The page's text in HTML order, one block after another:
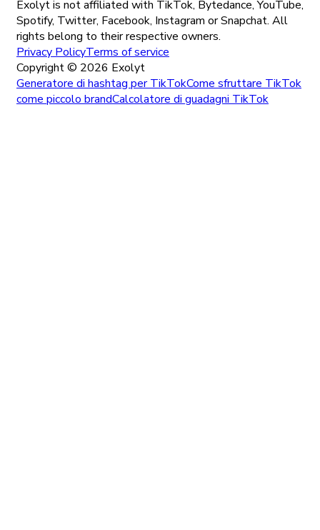
Exolyt is not affiliated with TikTok, Bytedance, YouTube,
Spotify, Twitter, Facebook, Instagram or Snapchat. All
rights belong to their respective owners.
Privacy PolicyTerms of service
Copyright © 2026 Exolyt
Generatore di hashtag per TikTokCome sfruttare TikTok
come piccolo brandCalcolatore di guadagni TikTok